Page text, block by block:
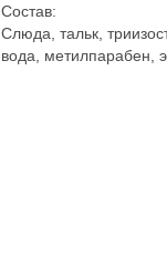
Состав:
Слюда, тальк,
вода, метилпарабен,